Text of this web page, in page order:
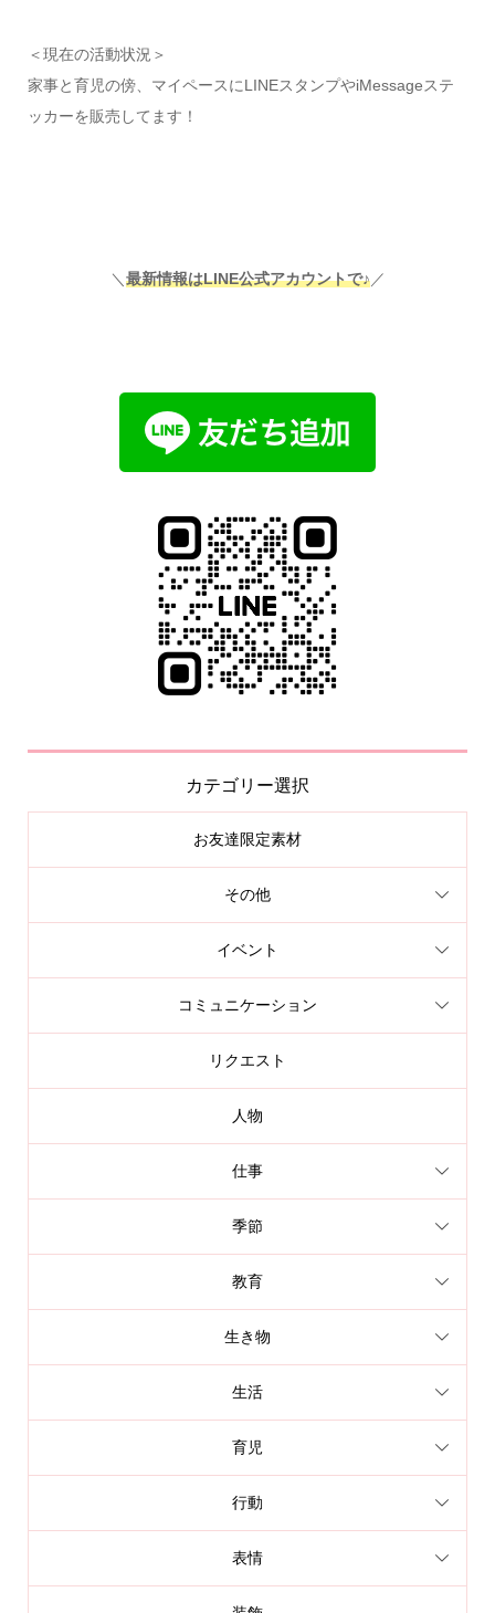
＜現在の活動状況＞
家事と育児の傍、マイペースにLINEスタンプやiMessageステ
ッカーを販売してます！
＼最新情報はLINE公式アカウントで♪／
カテゴリー選択
お友達限定素材
その他
イベント
コミュニケーション
リクエスト
人物
仕事
季節
教育
生き物
生活
育児
行動
表情